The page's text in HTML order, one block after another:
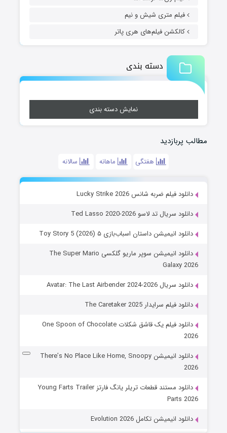
فیلم متری شیش و نیم
کالکشن فیلم‌های هری پاتر
دسته بندی
نمایش دسته بندی
مطالب پربازدید
هفتگی ماهانه سالانه
دانلود فیلم ضربه شانس Lucky Strike 2026
دانلود سریال تد لاسو Ted Lasso 2020-2026
دانلود انیمیشن داستان اسباب‌بازی ۵ Toy Story 5 (2026)
دانلود انیمیشن سوپر ماریو گلکسی The Super Mario
Galaxy 2026
دانلود سریال Avatar: The Last Airbender 2024-2026
دانلود فیلم سرایدار The Caretaker 2025
دانلود فیلم یک قاشق شکلات One Spoon of Chocolate
2026
دانلود انیمیشن There’s No Place Like Home, Snoopy
2026
دانلود مستند قطعات تریلر یانگ فارتز Young Farts Trailer
Parts 2026
دانلود انیمیشن تکامل Evolution 2026